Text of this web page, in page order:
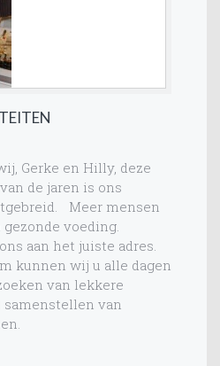
Gerke en Hilly, deze
de jaren is ons
Meer mensen
voeding.
aan het juiste adres.
kunnen wij u alle dagen
van lekkere
van